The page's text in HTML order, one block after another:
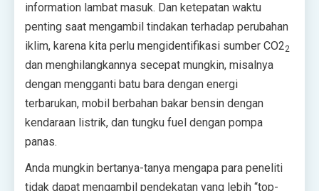
information lambat masuk. Dan ketepatan waktu
penting saat mengambil tindakan terhadap perubahan
iklim, karena kita perlu mengidentifikasi sumber CO22
dan menghilangkannya secepat mungkin, misalnya
dengan mengganti batu bara dengan energi
terbarukan, mobil berbahan bakar bensin dengan
kendaraan listrik, dan tungku fuel dengan pompa
panas.
Anda mungkin bertanya-tanya mengapa para peneliti
tidak dapat mengambil pendekatan yang lebih “top-